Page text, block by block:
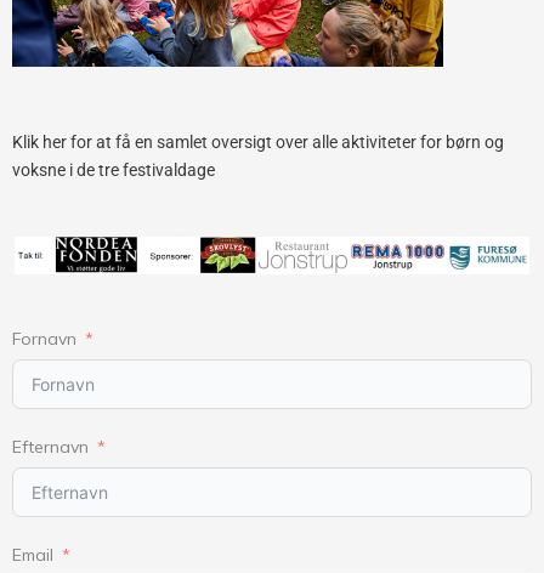
Klik her for at få en samlet oversigt over alle aktiviteter for børn og
voksne i de tre festivaldage
Fornavn
Efternavn
Email